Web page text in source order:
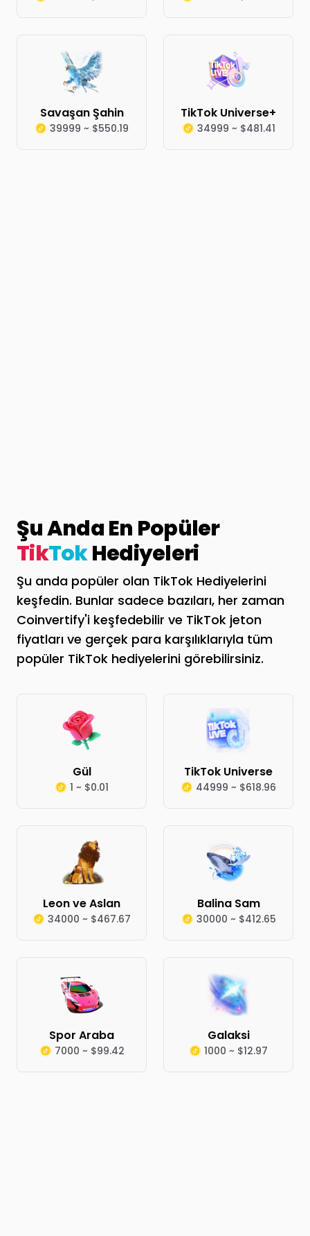
Savaşan Şahin
39999 ~ $550.19
TikTok Universe+
34999 ~ $481.41
Şu Anda En Popüler
TikTokHediyeleri
Şu anda popüler olan TikTok Hediyelerini
keşfedin. Bunlar sadece bazıları, her zaman
Coinvertify'i keşfedebilir ve TikTok jeton
fiyatları ve gerçek para karşılıklarıyla tüm
popüler TikTok hediyelerini görebilirsiniz.
Gül
1 ~ $0.01
TikTok Universe
44999 ~ $618.96
Leon ve Aslan
34000 ~ $467.67
Balina Sam
30000 ~ $412.65
Spor Araba
7000 ~ $99.42
Galaksi
1000 ~ $12.97